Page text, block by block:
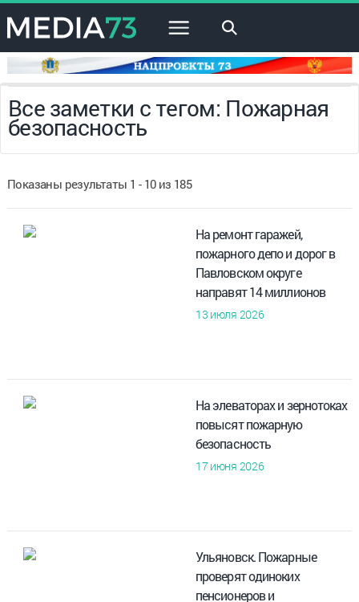
×
Все заметки с тегом: Пожарная
безопасность
Показаны результаты 1 - 10 из 185
На ремонт гаражей,
пожарного депо и дорог в
Павловском округе
направят 14 миллионов
13 июля 2026
На элеваторах и зернотоках
повысят пожарную
безопасность
17 июня 2026
Ульяновск. Пожарные
проверят одиноких
пенсионеров и